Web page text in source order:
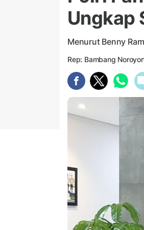
Ungkap
Menurut Benny
Rep: Bambang